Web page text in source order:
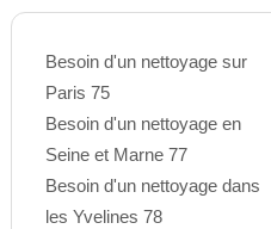
Besoin d'un nettoyage sur
Paris 75
Besoin d'un nettoyage en
Seine et Marne 77
Besoin d'un nettoyage dans
les Yvelines 78